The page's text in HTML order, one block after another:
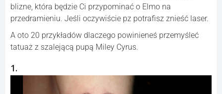
blizne, która będzie Ci przypominać o Elmo na
przedramieniu. Jeśli oczywiście pz potrafisz znieść laser.
A oto 20 przykładów dlaczego powinieneś przemyśleć
tatuaż z szalejącą pupą Miley Cyrus.
1.